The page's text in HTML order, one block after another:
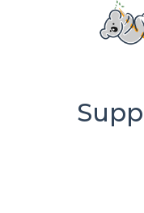
PROPOSER